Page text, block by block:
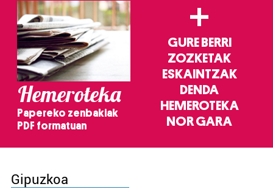
Hemeroteka
Papereko zenbakiak
PDF formatuan
+
GURE BERRI
ZOZKETAK
ESKAINTZAK
DENDA
HEMEROTEKA
NOR GARA
Gipuzkoa